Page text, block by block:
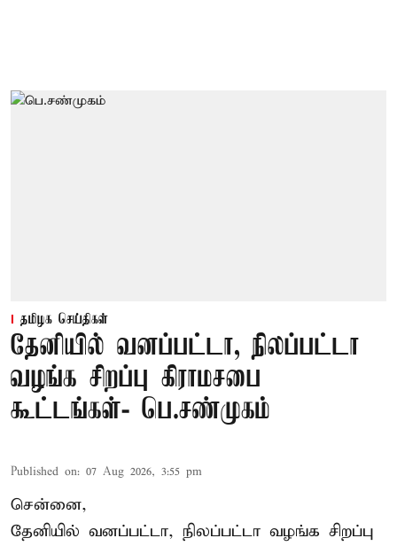
தமிழக செய்திகள்
தேனியில் வனப்பட்டா, நிலப்பட்டா
வழங்க சிறப்பு கிராமசபை
கூட்டங்கள்- பெ.சண்முகம்
Published on: 07 Aug 2026, 3:55 pm
சென்னை,
தேனியில் வனப்பட்டா, நிலப்பட்டா வழங்க சிறப்பு